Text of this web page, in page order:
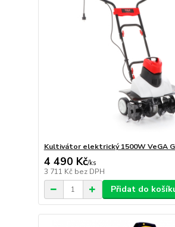
Kultivátor elektrický 1500W VeGA
4 490 Kč/ks
3 711 Kč bez DPH
Přidat do